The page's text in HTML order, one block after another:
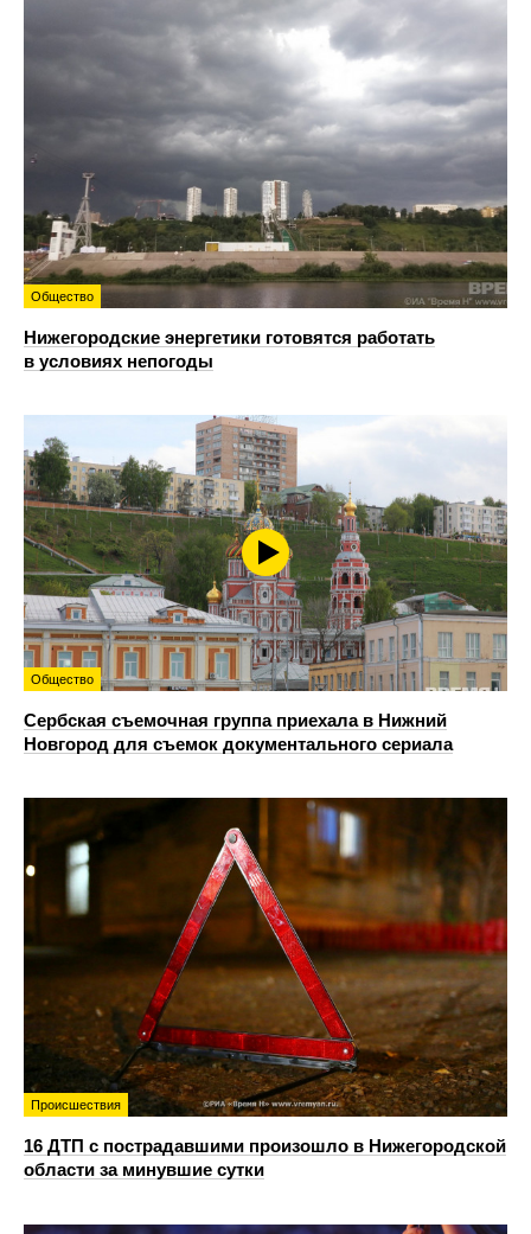
Общество
Нижегородские энергетики готовятся работать
в условиях непогоды
Общество
Сербская съемочная группа приехала в Нижний
Новгород для съемок документального сериала
Происшествия
16 ДТП с пострадавшими произошло в Нижегородской
области за минувшие сутки